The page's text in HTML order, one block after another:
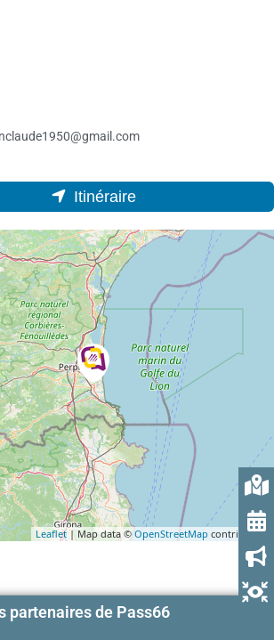
Itinéraire
Leaflet| Map data © OpenStreetMap contributors
partenaires de Pass66